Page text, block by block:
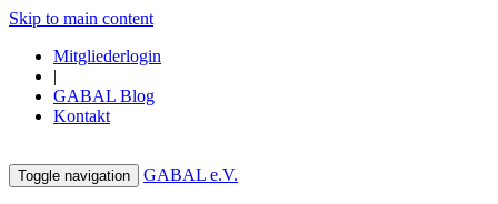
Skip to main content
Mitgliederlogin
|
GABAL Blog
Kontakt
Toggle navigation GABAL e.V.